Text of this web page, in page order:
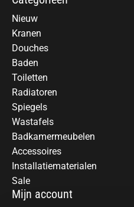
Nieuw
Kranen
Douches
Baden
Toiletten
Radiatoren
Spiegels
Wastafels
Badkamermeubelen
Accessoires
Installatiematerialen
Sale
Mijn account